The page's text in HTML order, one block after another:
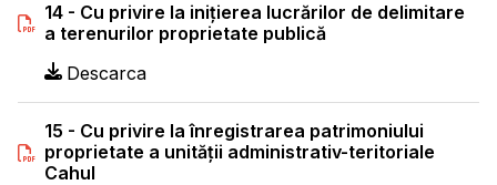
14 - Cu privire la iniţierea lucrărilor de delimitare
a terenurilor proprietate publică
Descarca
15 - Cu privire la înregistrarea patrimoniului
proprietate a unităţii administrativ-teritoriale
Cahul